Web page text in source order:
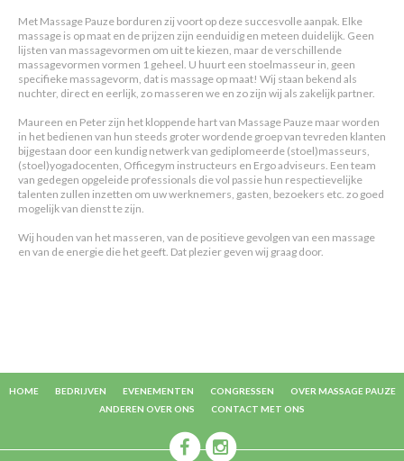
Met Massage Pauze borduren zij voort op deze succesvolle aanpak. Elke
massage is op maat en de prijzen zijn eenduidig en meteen duidelijk. Geen
lijsten van massagevormen om uit te kiezen, maar de verschillende
massagevormen vormen 1 geheel. U huurt een stoelmasseur in, geen
specifieke massagevorm, dat is massage op maat! Wij staan bekend als
nuchter, direct en eerlijk, zo masseren we en zo zijn wij als zakelijk partner.
Maureen en Peter zijn het kloppende hart van Massage Pauze maar worden
in het bedienen van hun steeds groter wordende groep van tevreden klanten
bijgestaan door een kundig netwerk van gediplomeerde (stoel)masseurs,
(stoel)yogadocenten, Officegym instructeurs en Ergo adviseurs. Een team
van gedegen opgeleide professionals die vol passie hun respectievelijke
talenten zullen inzetten om uw werknemers, gasten, bezoekers etc. zo goed
mogelijk van dienst te zijn.
Wij houden van het masseren, van de positieve gevolgen van een massage
en van de energie die het geeft. Dat plezier geven wij graag door.
HOME BEDRIJVEN EVENEMENTEN CONGRESSEN
OVER MASSAGE PAUZE
ANDEREN OVER ONS
CONTACT MET ONS